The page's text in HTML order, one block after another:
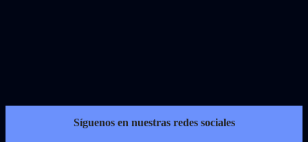
Síguenos en nuestras redes sociales